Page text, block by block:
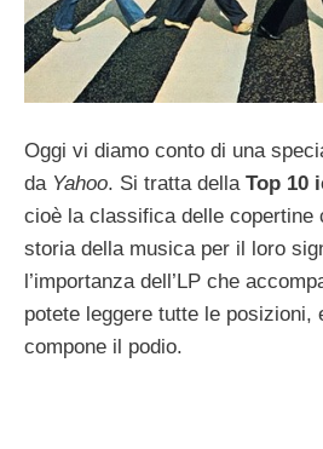
Oggi vi diamo conto di una
da Yahoo. Si tratta della Top 10
cioè la classifica delle copertine
storia della musica per il loro
l’importanza dell’LP che
potete leggere tutte le posizioni,
compone il podio.